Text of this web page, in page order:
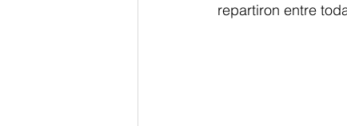
repartiron entre